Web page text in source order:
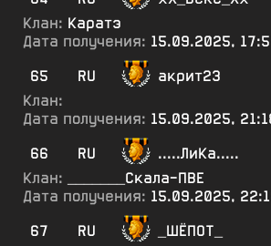
Клан: Каратэ
Дата получения: 15.09.2025,
65
RU
акрит23
Клан:
Дата получения: 15.09.2025,
66
RU
.....ЛиКа.....
Клан:
_______Скала-ПВЕ
Дата получения: 15.09.2025,
67
RU _ШЁПОТ_